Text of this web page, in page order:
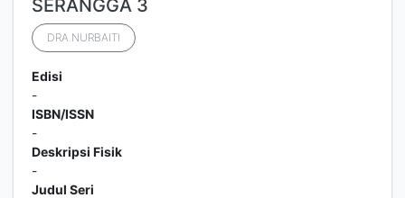
SERANGGA 3
DRA.NURBAITI
Edisi
-
ISBN/ISSN
-
Deskripsi Fisik
-
Judul Seri